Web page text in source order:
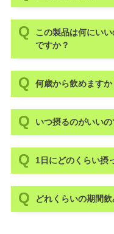
この製品は何にい
ですか？
何歳から飲めますか
いつ摂るのがいいの
1日にどのくらい摂
どれくらいの期間